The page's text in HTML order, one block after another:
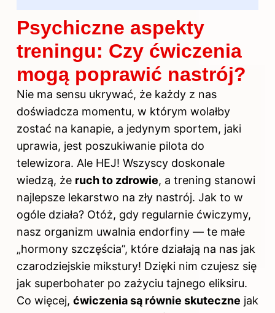
Psychiczne aspekty
treningu: Czy ćwiczenia
mogą poprawić nastrój?
Nie ma sensu ukrywać, że każdy z nas
doświadcza momentu, w którym wolałby
zostać na kanapie, a jedynym sportem, jaki
uprawia, jest poszukiwanie pilota do
telewizora. Ale HEJ! Wszyscy doskonale
wiedzą, że ruch to zdrowie, a trening stanowi
najlepsze lekarstwo na zły nastrój. Jak to w
ogóle działa? Otóż, gdy regularnie ćwiczymy,
nasz organizm uwalnia endorfiny — te małe
„hormony szczęścia”, które działają na nas jak
czarodziejskie mikstury! Dzięki nim czujesz się
jak superbohater po zażyciu tajnego eliksiru.
Co więcej, ćwiczenia są równie skuteczne jak